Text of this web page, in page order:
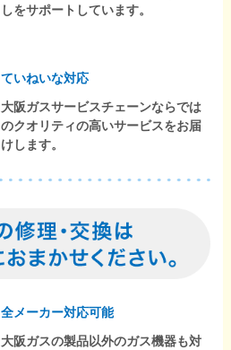
しをサポートしています。
ていねいな対応
大阪ガスサービスチェーンならでは
のクオリティの高いサービスをお届
けします。
全メーカー対応可能
大阪ガスの製品以外のガス機器も対